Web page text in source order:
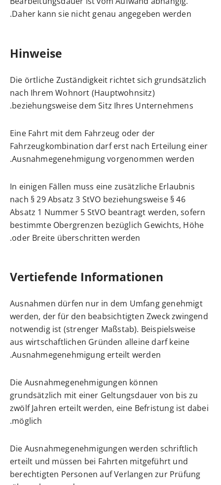
Daher kann sie nicht genau angegeben werden.
Hinweise
Die örtliche Zuständigkeit richtet sich grundsätzlich
nach Ihrem Wohnort (Hauptwohnsitz)
beziehungsweise dem Sitz Ihres Unternehmens.
Eine Fahrt mit dem Fahrzeug oder der
Fahrzeugkombination darf erst nach Erteilung einer
Ausnahmegenehmigung vorgenommen werden.
In einigen Fällen muss eine zusätzliche Erlaubnis
nach § 29 Absatz 3 StVO beziehungsweise § 46
Absatz 1 Nummer 5 StVO beantragt werden, sofern
bestimmte Obergrenzen bezüglich Gewichts, Höhe
oder Breite überschritten werden.
Vertiefende Informationen
Ausnahmen dürfen nur in dem Umfang genehmigt
werden, der für den beabsichtigten Zweck zwingend
notwendig ist (strenger Maßstab). Beispielsweise
aus wirtschaftlichen Gründen alleine darf keine
Ausnahmegenehmigung erteilt werden.
Die Ausnahmegenehmigungen können
grundsätzlich mit einer Geltungsdauer von bis zu
zwölf Jahren erteilt werden, eine Befristung ist dabei
möglich.
Die Ausnahmegenehmigungen werden schriftlich
erteilt und müssen bei Fahrten mitgeführt und
berechtigten Personen auf Verlangen zur Prüfung